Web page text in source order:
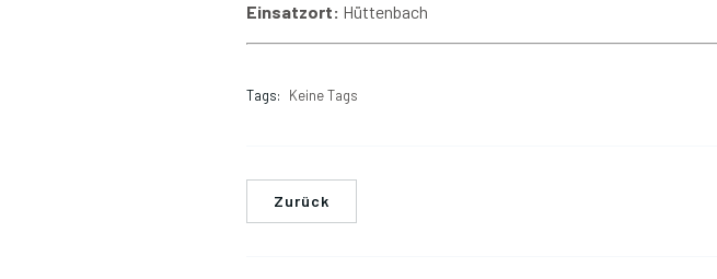
Einsatzort: Hüttenbach
Tags: Keine Tags
Zurück